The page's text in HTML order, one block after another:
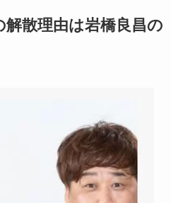
散理由は岩橋良昌の